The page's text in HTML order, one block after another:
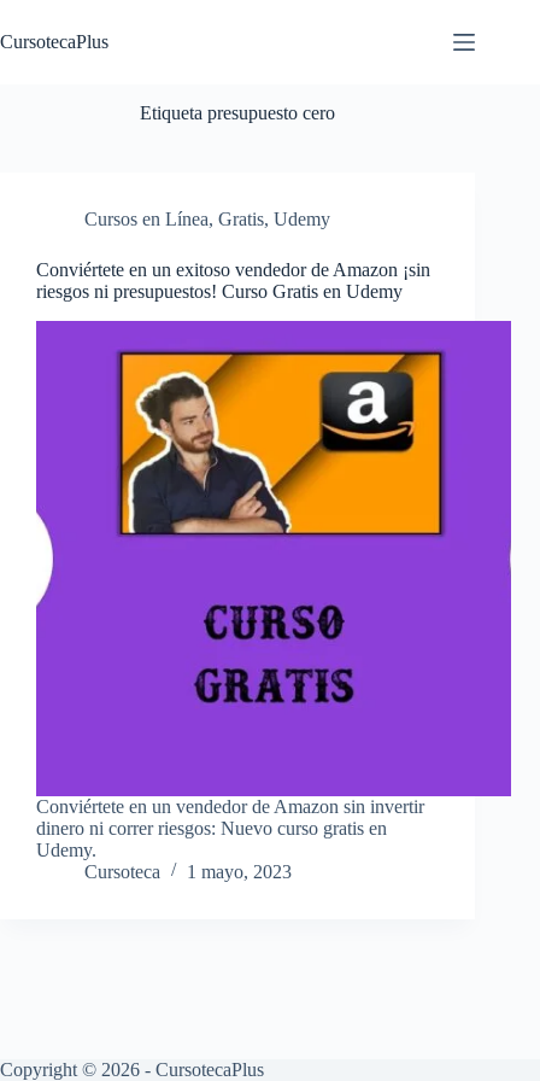
al
contenido
CursotecaPlus
Etiqueta presupuesto cero
Cursos en Línea, Gratis, Udemy
Conviértete en un exitoso vendedor de Amazon ¡sin
riesgos ni presupuestos! Curso Gratis en Udemy
Conviértete en un vendedor de Amazon sin invertir
dinero ni correr riesgos: Nuevo curso gratis en
Udemy.
Cursoteca
1 mayo, 2023
Copyright © 2026 - CursotecaPlus